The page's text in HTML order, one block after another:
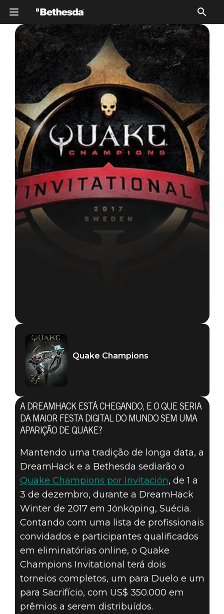
Quake Champions
ASSISTA AO
QUAKE
CHAMPIONS
INVITATIONAL
NA
DREAMHACK
WINTER DE
2017
Quake Champions
A DREAMHACK ESTÁ CHEGANDO, E O QUE SERIA
DA MAIOR FESTA DIGITAL DO MUNDO SEM UMA
APARIÇÃO DE QUAKE?
Mantendo uma tradição de longa data, a
DreamHack e a Bethesda sediarão o
Quake Champions por Invitación, de 1 a
3 de dezembro, durante a DreamHack
Winter de 2017 em Jönköping, Suécia.
Contando com uma lista de profissionais
convidados e participantes qualificados
em eliminatórias online, o Quake
Champions Invitational terá dois
torneios completos, um para Duelo e um
para Sacrifício, com US$ 350.000 em
prêmios a serem distribuídos.